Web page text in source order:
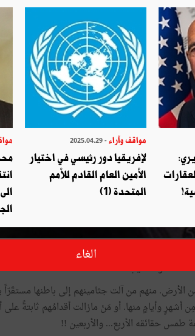
إن كنتم تؤمنون بأن للمواطنين عليكم حقا في
ولاتعقيب !!
الأرض. منهم من آلت جثامينهم إلى باطنها مستقَرّاً
وأيامٍ منها. أو مَنْ مازالت أقدامُهم ثابتةً على
طمس حقائقه الأربع... والأربعين !!
مواقف وآراء - 2025.04.29
لإفريقيا دور رئيسي في اختيار
الأمين العام القادم للأمم
المتحدة (1)
الغاء